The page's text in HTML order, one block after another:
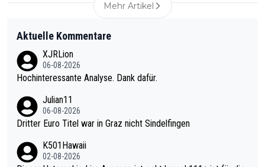
Mehr Artikel
Aktuelle Kommentare
XJRLion
06-08-2026
Hochinteressante Analyse. Dank dafür.
Julian11
06-08-2026
Dritter Euro Titel war in Graz nicht Sindelfingen
K501Hawaii
02-08-2026